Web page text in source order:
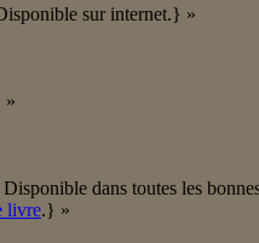
sur internet.} »
»
Disponible dans toutes les
livre.} »